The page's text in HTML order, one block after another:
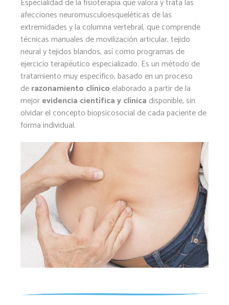
afecciones neuromusculoesqueléticas de las
extremidades y la columna vertebral, que comprende
técnicas manuales de movilización articular, tejido
neural y tejidos blandos, así como programas de
ejercicio terapéutico especializado. Es un método de
tratamiento muy específico, basado en un proceso
derazonamiento clínico elaborado a partir de la
mejorevidencia científicay clínica disponible, sin
olvidar el concepto biopsicosocial de cada paciente de
forma individual.